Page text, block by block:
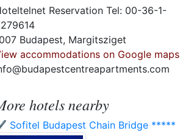
Reservation Tel: 00-36-1-
Budapest, Margitsziget
accommodations on Google maps
hotels nearby
Sofitel Budapest Chain Bridge *****